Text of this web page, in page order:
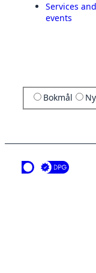
Services and
events
Bokmål